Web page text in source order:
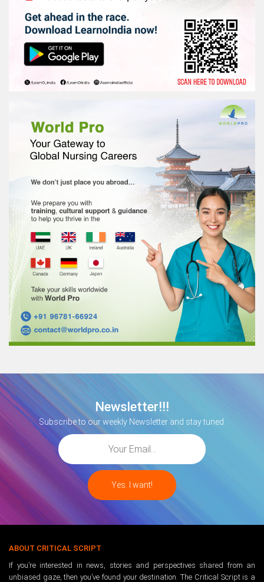
Newsletter!!!
Subscribe to our weekly Newsletter and stay tuned.
ABOUT CRITICAL SCRIPT
If you’re interested in news, stories and perspectives shared from an
unbiased gaze, then you’ve found your destination. The Critical Script is a